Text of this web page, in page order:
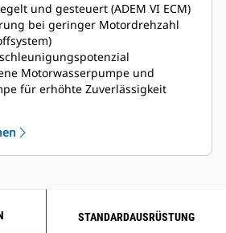
und gesteuert (ADEM VI ECM)
bei geringer Motordrehzahl
Motorwasserpumpe und
für erhöhte Zuverlässigkeit
zur Wartung links und rechts
STANDARDAUSRÜSTUNG